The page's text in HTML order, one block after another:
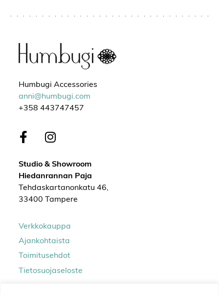
Humbugi Accessories
anni@humbugi.com
+358 443747457
Studio & Showroom
Hiedanrannan Paja
Tehdaskartanonkatu 46,
33400 Tampere
Verkkokauppa
Ajankohtaista
Toimitusehdot
Tietosuojaseloste